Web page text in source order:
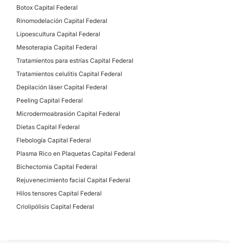
Lunares
Verrugas
Manchas de la piel
Vitiligo
Rosácea
Tratamiento acné
CIRUGÍA ESTÉTICA
Lipoescultura
Implante capilar
Botox Capital Federal
Rinomodelación Capital Federal
Lipoescultura Capital Federal
Mesoterapia Capital Federal
Tratamientos para estrías Capital Federal
Tratamientos celulitis Capital Federal
Depilación láser Capital Federal
Peeling Capital Federal
Microdermoabrasión Capital Federal
Dietas Capital Federal
Flebología Capital Federal
Plasma Rico en Plaquetas Capital Federal
Bichectomia Capital Federal
Rejuvenecimiento facial Capital Federal
Hilos tensores Capital Federal
Criolipólisis Capital Federal